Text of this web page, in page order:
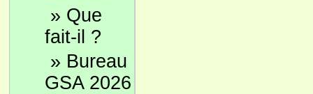
» Que
fait-il ?
» Bureau
GSA 2026